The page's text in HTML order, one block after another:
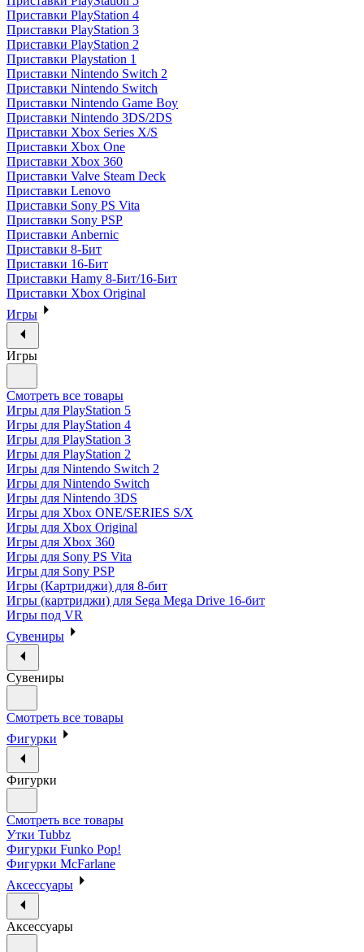
Приставки PlayStation 4
Приставки PlayStation 3
Приставки PlayStation 2
Приставки Playstation 1
Приставки Nintendo Switch 2
Приставки Nintendo Switch
Приставки Nintendo Game Boy
Приставки Nintendo 3DS/2DS
Приставки Xbox Series X/S
Приставки Xbox One
Приставки Xbox 360
Приставки Valve Steam Deck
Приставки Lenovo
Приставки Sony PS Vita
Приставки Sony PSP
Приставки Anbernic
Приставки 8-Бит
Приставки 16-Бит
Приставки Hamy 8-Бит/16-Бит
Приставки Xbox Original
Игры
Игры
Смотреть все товары
Игры для PlayStation 5
Игры для PlayStation 4
Игры для PlayStation 3
Игры для PlayStation 2
Игры для Nintendo Switch 2
Игры для Nintendo Switch
Игры для Nintendo 3DS
Игры для Xbox ONE/SERIES S/X
Игры для Xbox Original
Игры для Xbox 360
Игры для Sony PS Vita
Игры для Sony PSP
Игры (Картриджи) для 8-бит
Игры (картриджи) для Sega Mega Drive 16-бит
Игры под VR
Сувениры
Сувениры
Смотреть все товары
Фигурки
Фигурки
Смотреть все товары
Утки Tubbz
Фигурки Funko Pop!
Фигурки McFarlane
Аксессуары
Аксессуары